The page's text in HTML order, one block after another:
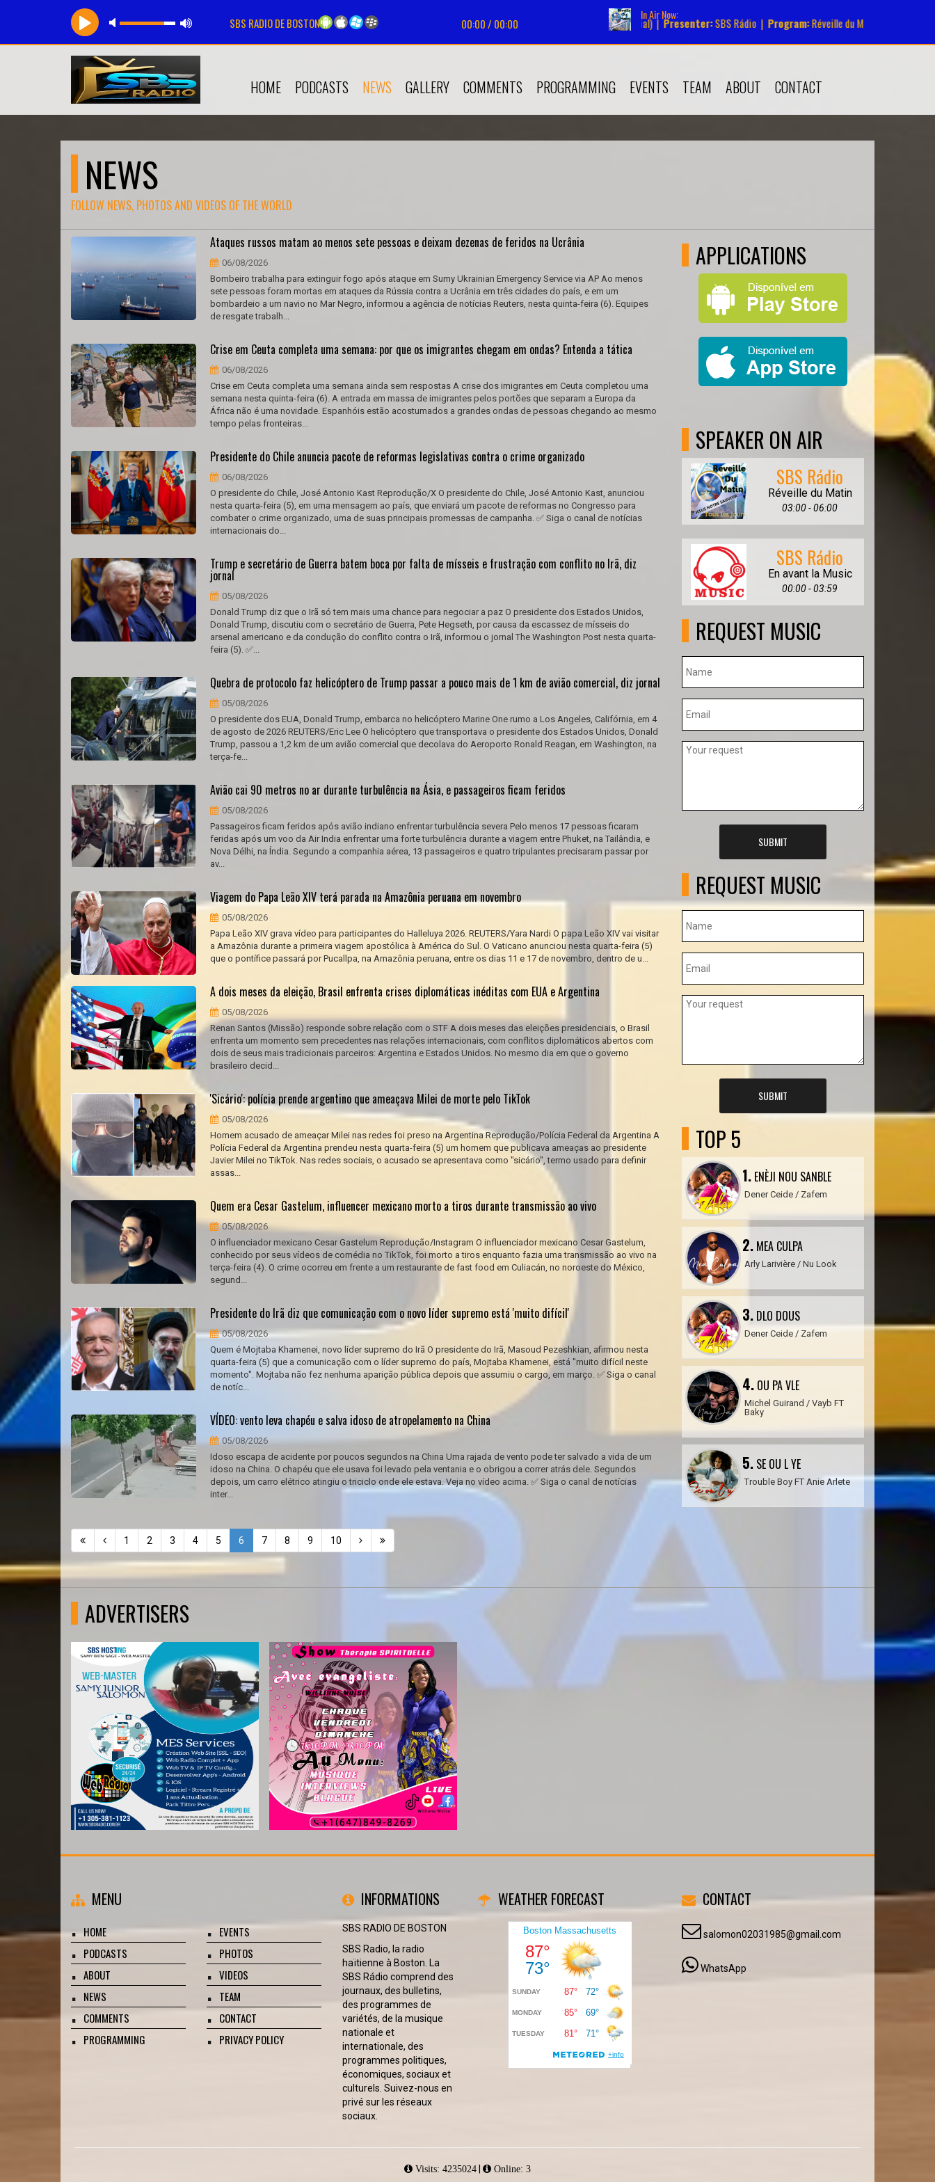
SBS RADIO DE BOSTON 00:00/ 00:00
In Air Now:
Tocando agora: Sergio Dalma - Yo no te pido la luna (videoclip oficial) | Presenter:SBS Rádio |Program:Réveille du Matin |Schedule:
HOME PODCASTS NEWS GALLERY COMMENTS PROGRAMMING EVENTS TEAM ABOUT CONTACT
NEWS
FOLLOW NEWS, PHOTOS AND VIDEOS OF THE WORLD
Ataques russos matam ao menos sete pessoas e deixam dezenas de feridos na Ucrânia
06/08/2026
Bombeiro trabalha para extinguir fogo após ataque em Sumy Ukrainian Emergency Service via AP Ao menos
sete pessoas foram mortas em ataques da Rússia contra a Ucrânia em três cidades do país, e em um
bombardeio a um navio no Mar Negro, informou a agência de notícias Reuters, nesta quinta-feira (6). Equipes
de resgate trabalh...
Crise em Ceuta completa uma semana: por que os imigrantes chegam em ondas? Entenda a tática
06/08/2026
Crise em Ceuta completa uma semana ainda sem respostas A crise dos imigrantes em Ceuta completou uma
semana nesta quinta-feira (6). A entrada em massa de imigrantes pelos portões que separam a Europa da
África não é uma novidade. Espanhóis estão acostumados a grandes ondas de pessoas chegando ao mesmo
tempo pelas fronteiras...
Presidente do Chile anuncia pacote de reformas legislativas contra o crime organizado
06/08/2026
O presidente do Chile, José Antonio Kast Reprodução/X O presidente do Chile, José Antonio Kast, anunciou
nesta quarta-feira (5), em uma mensagem ao país, que enviará um pacote de reformas no Congresso para
combater o crime organizado, uma de suas principais promessas de campanha. ✅ Siga o canal de notícias
internacionais do...
Trump e secretário de Guerra batem boca por falta de mísseis e frustração com conflito no Irã, diz
jornal
05/08/2026
Donald Trump diz que o Irã só tem mais uma chance para negociar a paz O presidente dos Estados Unidos,
Donald Trump, discutiu com o secretário de Guerra, Pete Hegseth, por causa da escassez de mísseis do
arsenal americano e da condução do conflito contra o Irã, informou o jornal The Washington Post nesta quarta-
feira (5). ✅...
Quebra de protocolo faz helicóptero de Trump passar a pouco mais de 1 km de avião comercial, diz jornal
05/08/2026
O presidente dos EUA, Donald Trump, embarca no helicóptero Marine One rumo a Los Angeles, Califórnia, em 4
de agosto de 2026 REUTERS/Eric Lee O helicóptero que transportava o presidente dos Estados Unidos, Donald
Trump, passou a 1,2 km de um avião comercial que decolava do Aeroporto Ronald Reagan, em Washington, na
terça-fe...
Avião cai 90 metros no ar durante turbulência na Ásia, e passageiros ficam feridos
05/08/2026
Passageiros ficam feridos após avião indiano enfrentar turbulência severa Pelo menos 17 pessoas ficaram
feridas após um voo da Air India enfrentar uma forte turbulência durante a viagem entre Phuket, na Tailândia, e
Nova Délhi, na Índia. Segundo a companhia aérea, 13 passageiros e quatro tripulantes precisaram passar por
av...
Viagem do Papa Leão XIV terá parada na Amazônia peruana em novembro
05/08/2026
Papa Leão XIV grava vídeo para participantes do Halleluya 2026. REUTERS/Yara Nardi O papa Leão XIV vai visitar
a Amazônia durante a primeira viagem apostólica à América do Sul. O Vaticano anunciou nesta quarta-feira (5)
que o pontífice passará por Pucallpa, na Amazônia peruana, entre os dias 11 e 17 de novembro, dentro de u...
A dois meses da eleição, Brasil enfrenta crises diplomáticas inéditas com EUA e Argentina
05/08/2026
Renan Santos (Missão) responde sobre relação com o STF A dois meses das eleições presidenciais, o Brasil
enfrenta um momento sem precedentes nas relações internacionais, com conflitos diplomáticos abertos com
dois de seus mais tradicionais parceiros: Argentina e Estados Unidos. No mesmo dia em que o governo
brasileiro decid...
'Sicário': polícia prende argentino que ameaçava Milei de morte pelo TikTok
05/08/2026
Homem acusado de ameaçar Milei nas redes foi preso na Argentina Reprodução/Polícia Federal da Argentina A
Polícia Federal da Argentina prendeu nesta quarta-feira (5) um homem que publicava ameaças ao presidente
Javier Milei no TikTok. Nas redes sociais, o acusado se apresentava como "sicário", termo usado para definir
assas...
Quem era Cesar Gastelum, influencer mexicano morto a tiros durante transmissão ao vivo
05/08/2026
O influenciador mexicano Cesar Gastelum Reprodução/Instagram O influenciador mexicano Cesar Gastelum,
conhecido por seus vídeos de comédia no TikTok, foi morto a tiros enquanto fazia uma transmissão ao vivo na
terça-feira (4). O crime ocorreu em frente a um restaurante de fast food em Culiacán, no noroeste do México,
segund...
Presidente do Irã diz que comunicação com o novo líder supremo está 'muito difícil'
05/08/2026
Quem é Mojtaba Khamenei, novo líder supremo do Irã O presidente do Irã, Masoud Pezeshkian, afirmou nesta
quarta-feira (5) que a comunicação com o líder supremo do país, Mojtaba Khamenei, está "muito difícil neste
momento". Mojtaba não fez nenhuma aparição pública depois que assumiu o cargo, em março. ✅ Siga o canal
de notíc...
VÍDEO: vento leva chapéu e salva idoso de atropelamento na China
05/08/2026
Idoso escapa de acidente por poucos segundos na China Uma rajada de vento pode ter salvado a vida de um
idoso na China. O chapéu que ele usava foi levado pela ventania e o obrigou a correr atrás dele. Segundos
depois, um carro elétrico atingiu o triciclo onde ele estava. Veja no vídeo acima. ✅ Siga o canal de notícias
inter...
1 2 3 4 5 6 7 8 9 10
APPLICATIONS
SPEAKER ON AIR
SBS Rádio
Réveille du Matin
03:00 - 06:00
SBS Rádio
En avant la Music
00:00 - 03:59
REQUEST MUSIC
SUBMIT
REQUEST MUSIC
SUBMIT
TOP 5
1.ENÈJI NOU SANBLE
Dener Ceide / Zafem
2.MEA CULPA
Arly Larivière / Nu Look
3.DLO DOUS
Dener Ceide / Zafem
4.OU PA VLE
Michel Guirand / Vayb FT
Baky
5.SE OU L YE
Trouble Boy FT Anie Arlete
ADVERTISERS
MENU
HOME
PODCASTS
ABOUT
NEWS
COMMENTS
PROGRAMMING
EVENTS
PHOTOS
VIDEOS
TEAM
CONTACT
PRIVACY POLICY
INFORMATIONS
SBS RADIO DE BOSTON
SBS Radio, la radio
haïtienne à Boston. La
SBS Rádio comprend des
journaux, des bulletins,
des programmes de
variétés, de la musique
nationale et
internationale, des
programmes politiques,
économiques, sociaux et
culturels. Suivez-nous en
privé sur les réseaux
sociaux.
WEATHER FORECAST CONTACT
salomon02031985@gmail.com
WhatsApp
Visits: 4235024 Online: 3